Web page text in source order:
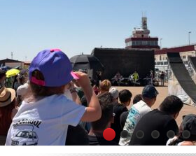
1 2 3 4 5 6